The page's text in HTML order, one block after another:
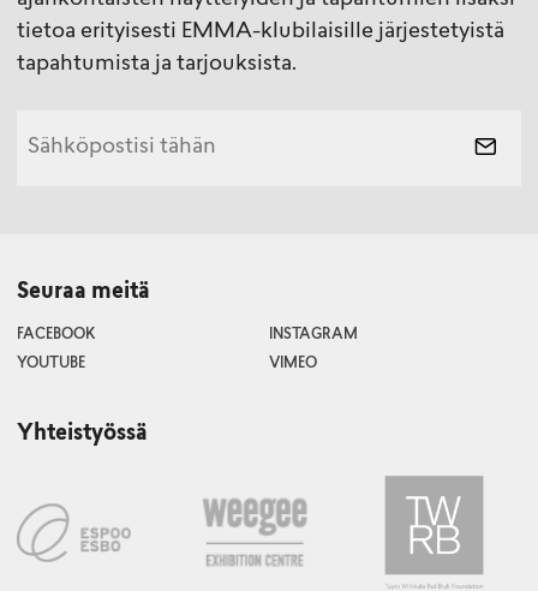
tietoa erityisesti EMMA-klubilaisille järjestetyistä
tapahtumista ja tarjouksista.
Seuraa meitä
FACEBOOK
INSTAGRAM
YOUTUBE
VIMEO
Yhteistyössä